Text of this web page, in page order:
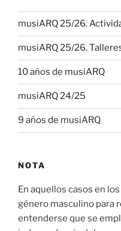
musiARQ 25/26.
musiARQ 25/26.
10 años de musiARQ
musiARQ 24/25
9 años de musiARQ
NOTA
En aquellos casos en
género masculino para
entenderse que se